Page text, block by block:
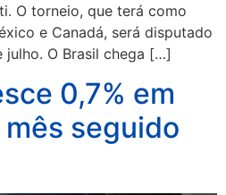
O torneio, que terá como
e Canadá, será disputado
julho. O Brasil chega […]
0,7% em
seguido